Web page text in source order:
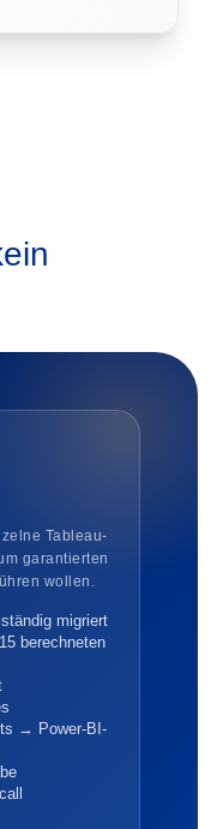
Tableau-
garantierten
wollen.
migriert
berechneten
→ Power-BI-